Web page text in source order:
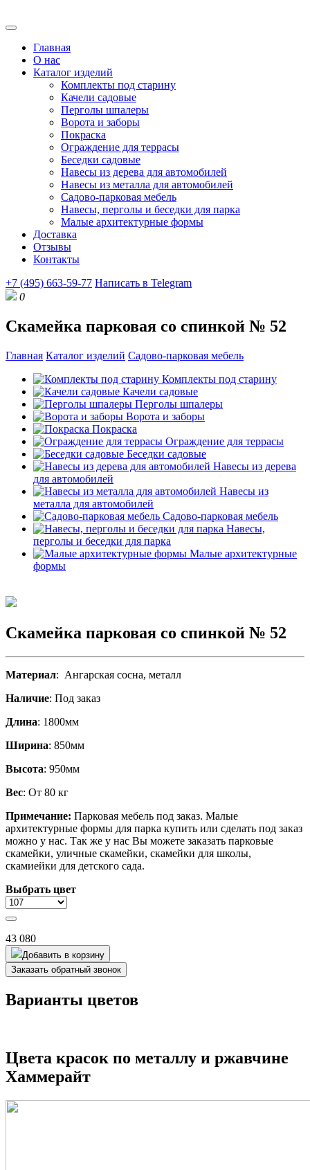
Главная
О нас
Каталог изделий
Комплекты под старину
Качели садовые
Перголы шпалеры
Ворота и заборы
Покраска
Ограждение для террасы
Беседки садовые
Навесы из дерева для автомобилей
Навесы из металла для автомобилей
Садово-парковая мебель
Навесы, перголы и беседки для парка
Малые архитектурные формы
Доставка
Отзывы
Контакты
+7 (495) 663-59-77 Написать в Telegram
0
Скамейка парковая со спинкой № 52
Главная Каталог изделий Садово-парковая мебель
Комплекты под старину
Качели садовые
Перголы шпалеры
Ворота и заборы
Покраска
Ограждение для террасы
Беседки садовые
Навесы из дерева
для автомобилей
Навесы из
металла для автомобилей
Садово-парковая мебель
Навесы,
перголы и беседки для парка
Малые архитектурные
формы
Скамейка парковая со спинкой № 52
Материал: Ангарская сосна, металл
Наличие: Под заказ
Длина: 1800мм
Ширина: 850мм
Высота: 950мм
Вес: От 80 кг
Примечание: Парковая мебель под заказ. Малые
архитектурные формы для парка купить или сделать под заказ
можно у нас. Так же у нас Вы можете заказать парковые
скамейки, уличные скамейки, скамейки для школы,
скамиейки для детского сада.
Выбрать цвет
43 080
Добавить в корзину
Заказать обратный звонок
Варианты цветов
Цвета красок по металлу и ржавчине
Хаммерайт